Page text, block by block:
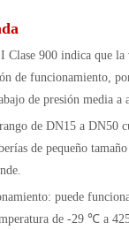
Clase 900 indica que la
de funcionamiento,
de presión media a
de DN15 a DN50
de pequeño
puede
de -29 ℃ a